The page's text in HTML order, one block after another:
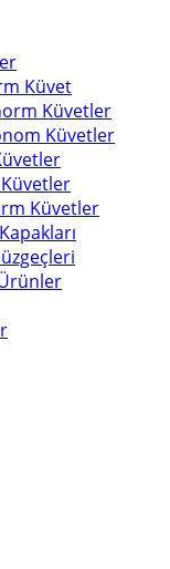
Küvet
Küvetler
Küvetler
Küvetler